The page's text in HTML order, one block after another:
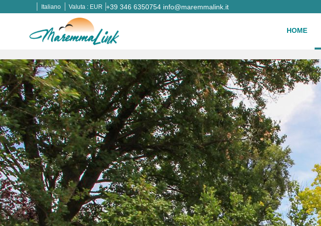
Italiano Valuta : EUR +39 346 6350754 info@maremmalink.it
HOME